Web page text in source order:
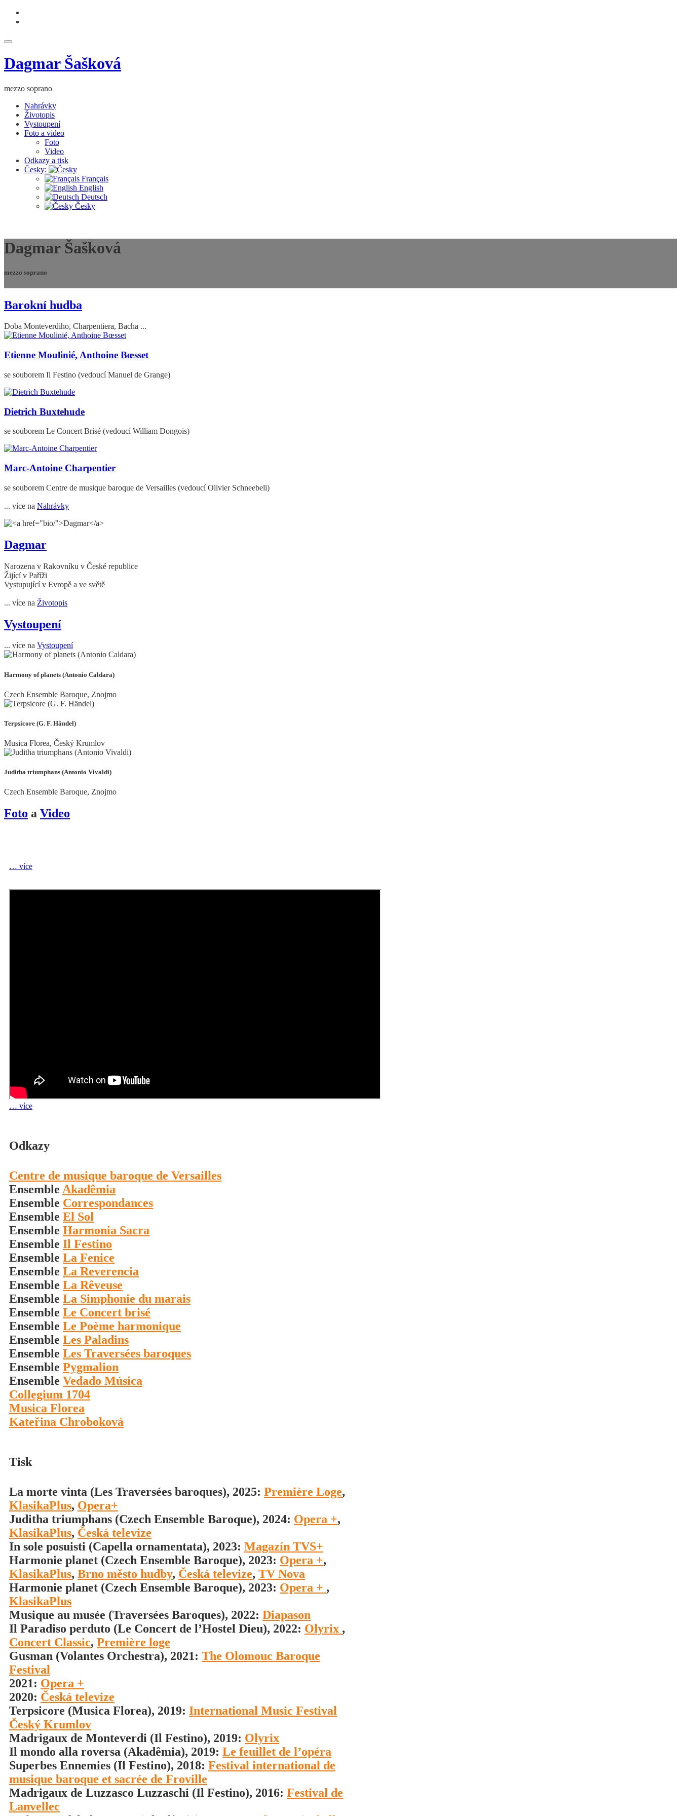
Skip
Toggle
Dagmar Šašková
mezzo soprano
Nahrávky
Životopis
Vystoupení
Foto a video
Foto
Video
Odkazy a tisk
Česky:
Français
English
Deutsch
Česky
Dagmar Šašková
mezzo soprano
Barokní hudba
Doba Monteverdiho, Charpentiera, Bacha ...
Etienne Moulinié, Anthoine Bœsset
se souborem Il Festino (vedoucí Manuel de Grange)
Dietrich Buxtehude
se souborem Le Concert Brisé (vedoucí William Dongois)
Marc-Antoine Charpentier
se souborem Centre de musique baroque de Versailles (vedoucí Olivier Schneebeli)
... více na Nahrávky
Dagmar
Narozena v Rakovníku v České republice
Žijící v Paříži
Vystupující v Evropě a ve světě
... více na Životopis
Vystoupení
... více na Vystoupení
Harmony of planets (Antonio Caldara)
Czech Ensemble Baroque, Znojmo
Terpsicore (G. F. Händel)
Musica Florea, Český Krumlov
Juditha triumphans (Antonio Vivaldi)
Czech Ensemble Baroque, Znojmo
Foto a Video
… více
… více
Odkazy
Centre de musique baroque de Versailles
Ensemble Akadêmia
Ensemble Correspondances
Ensemble El Sol
Ensemble Harmonia Sacra
Ensemble Il Festino
Ensemble La Fenice
Ensemble La Reverencia
Ensemble La Rêveuse
Ensemble La Simphonie du marais
Ensemble Le Concert brisé
Ensemble Le Poème harmonique
Ensemble Les Paladins
Ensemble Les Traversées baroques
Ensemble Pygmalion
Ensemble Vedado Música
Collegium 1704
Musica Florea
Kateřina Chroboková
Tisk
La morte vinta (Les Traversées baroques), 2025: Première Loge,
KlasikaPlus, Opera+
Juditha triumphans (Czech Ensemble Baroque), 2024: Opera +,
KlasikaPlus, Česká televize
In sole posuisti (Capella ornamentata), 2023: Magazín TVS+
Harmonie planet (Czech Ensemble Baroque), 2023: Opera +,
KlasikaPlus, Brno město hudby, Česká televize, TV Nova
Harmonie planet (Czech Ensemble Baroque), 2023: Opera + ,
KlasikaPlus
Musique au musée (Traversées Baroques), 2022: Diapason
Il Paradiso perduto (Le Concert de l’Hostel Dieu), 2022: Olyrix ,
Concert Classic, Première loge
Gusman (Volantes Orchestra), 2021: The Olomouc Baroque
Festival
2021: Opera +
2020: Česká televize
Terpsicore (Musica Florea), 2019: International Music Festival
Český Krumlov
Madrigaux de Monteverdi (Il Festino), 2019: Olyrix
Il mondo alla roversa (Akadêmia), 2019: Le feuillet de l’opéra
Superbes Ennemies (Il Festino), 2018: Festival international de
musique baroque et sacrée de Froville
Madrigaux de Luzzasco Luzzaschi (Il Festino), 2016: Festival de
Lanvellec